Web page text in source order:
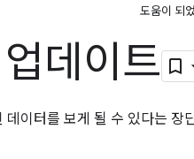
도움이 되
데이트
이터를 보게 될 수 있다는 장